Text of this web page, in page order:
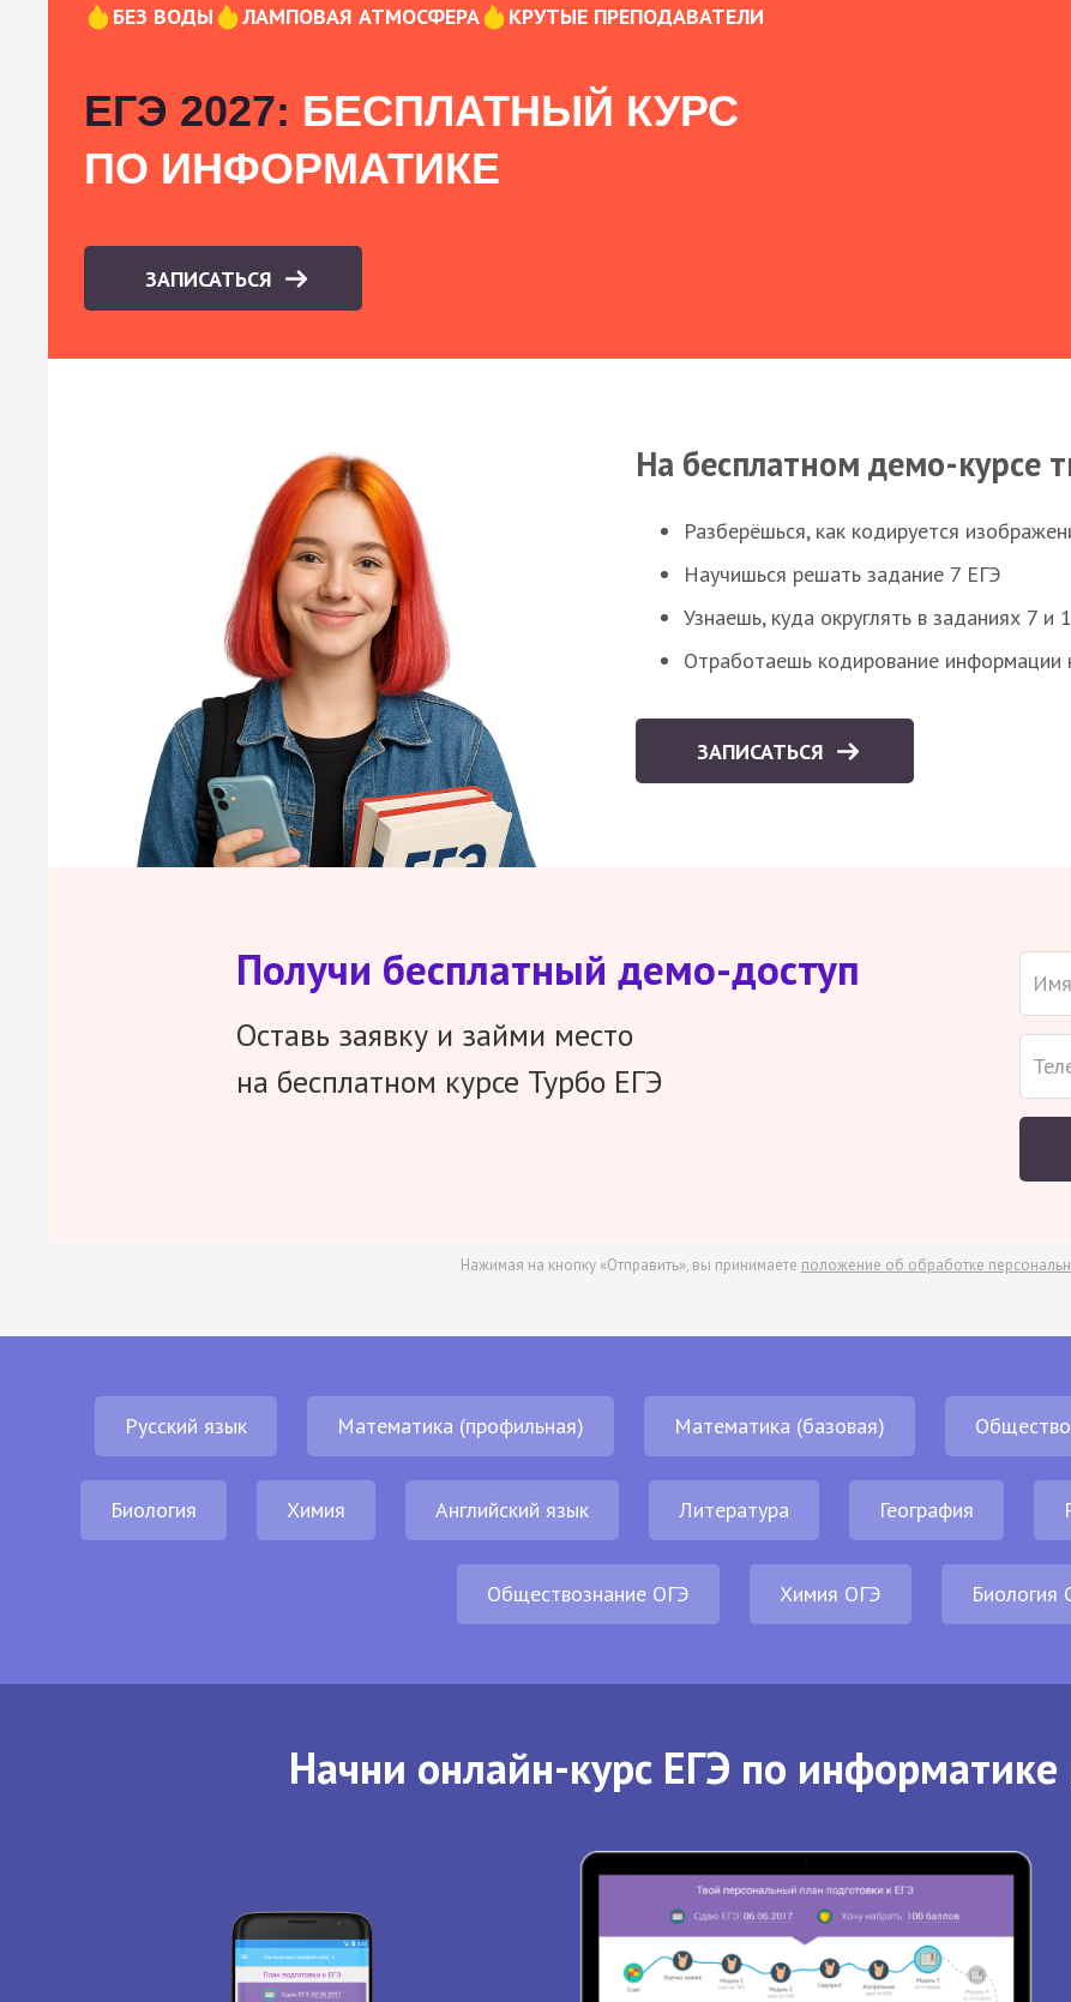
БЕЗ ВОДЫ ЛАМПОВАЯ АТМОСФЕРА КРУТЫЕ ПРЕПОДАВАТЕЛИ
ЕГЭ 2027: БЕСПЛАТНЫЙ КУРС
ПО ИНФОРМАТИКЕ
ЗАПИСАТЬСЯ
На бесплатном демо-курсе
Разберёшься, как кодируется
Научишься решать задание 7 ЕГЭ
Узнаешь, куда округлять в заданиях 7 и
Отработаешь кодирование информации
ЗАПИСАТЬСЯ
Получи бесплатный демо-доступ
Оставь заявку и займи место
на бесплатном курсе Турбо ЕГЭ
Нажимая на кнопку «Отправить», вы принимаете положение об обработке
Русский язык Математика (профильная) Математика (базовая)
Биология Химия Английский язык Литература География
Обществознание ОГЭ Химия ОГЭ Биология
Начни онлайн-курс ЕГЭ по информатике